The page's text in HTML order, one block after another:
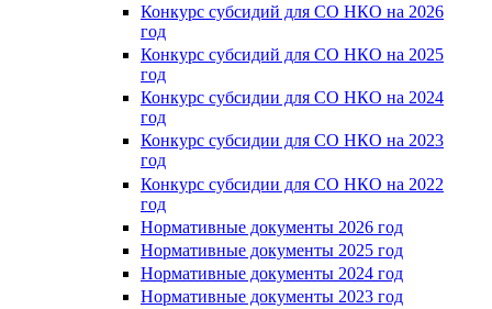
Конкурс субсидий для СО НКО на 2026
год
Конкурс субсидий для СО НКО на 2025
год
Конкурс субсидии для СО НКО на 2024
год
Конкурс субсидии для СО НКО на 2023
год
Конкурс субсидии для СО НКО на 2022
год
Нормативные документы 2026 год
Нормативные документы 2025 год
Нормативные документы 2024 год
Нормативные документы 2023 год